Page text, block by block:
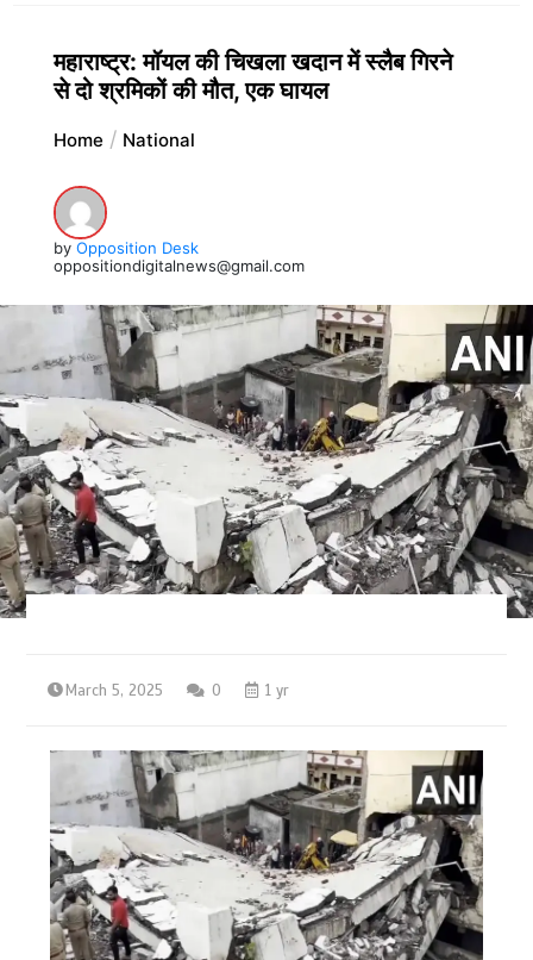
महाराष्ट्र: मॉयल की चिखला खदान में स्लैब गिरने
से दो श्रमिकों की मौत, एक घायल
Home National
by Opposition Desk
oppositiondigitalnews@gmail.com
March 5, 2025 0 1 yr